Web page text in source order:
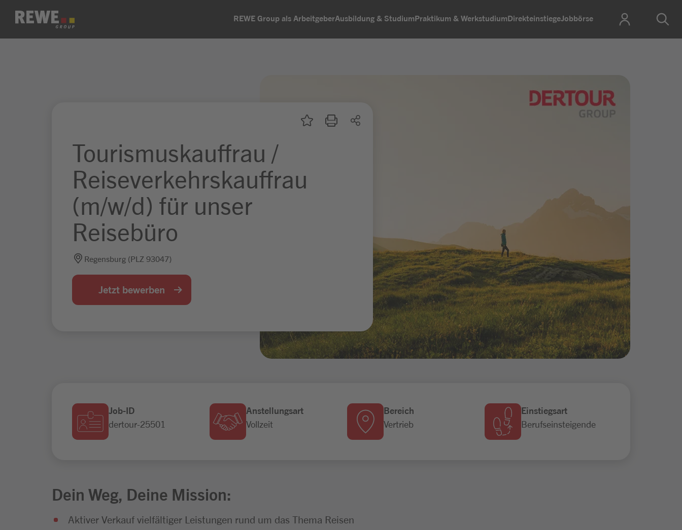
Zum Inhalt springen REWE Group als ArbeitgeberAusbildung & StudiumPraktikum & WerkstudiumDirekteinstiegeJobbörse
Tourismuskauffrau /
Reiseverkehrskauffrau
(m/w/d) für unser
Reisebüro
Regensburg (PLZ 93047)
Jetzt bewerben
Job-ID
dertour-25501
Anstellungsart
Vollzeit
Bereich
Vertrieb
Einstiegsart
Berufseinsteigende
Dein Weg, Deine Mission:
Aktiver Verkauf vielfältiger Leistungen rund um das Thema Reisen